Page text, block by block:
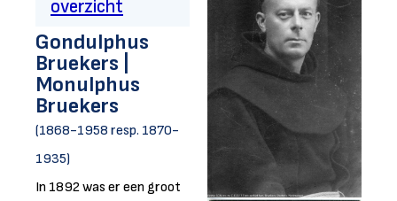
overzicht
Gondulphus
Bruekers |
Monulphus
Bruekers
(1868-1958 resp. 1870-
1935)
In 1892 was er een groot